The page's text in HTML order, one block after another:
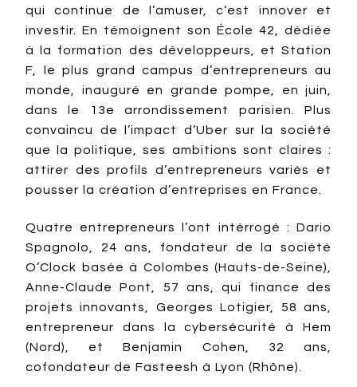
qui continue de l’amuser, c’est innover et
investir. En témoignent son École 42, dédiée
à la formation des développeurs, et Station
F, le plus grand campus d’entrepreneurs au
monde, inauguré en grande pompe, en juin,
dans le 13e arrondissement parisien. Plus
convaincu de l’impact d’Uber sur la société
que la politique, ses ambitions sont claires :
attirer des profils d’entrepreneurs variés et
pousser la création d’entreprises en France.
Quatre entrepreneurs l’ont intérrogé : Dario
Spagnolo, 24 ans, fondateur de la société
O’Clock basée à Colombes (Hauts-de-Seine),
Anne-Claude Pont, 57 ans, qui finance des
projets innovants, Georges Lotigier, 58 ans,
entrepreneur dans la cybersécurité à Hem
(Nord), et Benjamin Cohen, 32 ans,
cofondateur de Fasteesh à Lyon (Rhône).